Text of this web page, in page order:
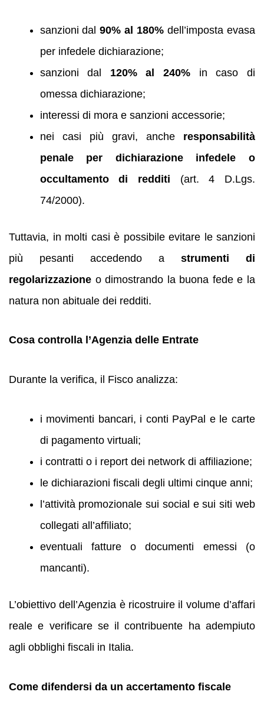
sanzioni dal90% al 180% dell’imposta evasa
per infedele dichiarazione;
sanzioni dal 120% al 240% in caso di
omessa dichiarazione;
interessi di mora e sanzioni accessorie;
nei casi più gravi, anche responsabilità
penale per dichiarazione infedele o
occultamento di redditi (art. 4 D.Lgs.
74/2000).
Tuttavia, in molti casi è possibile evitare le sanzioni
più pesanti accedendo a strumenti di
regolarizzazione o dimostrando la buona fede e la
natura non abituale dei redditi.
Cosa controlla l’Agenzia delle Entrate
Durante la verifica, il Fisco analizza:
i movimenti bancari, i conti PayPal e le carte
di pagamento virtuali;
i contratti o i report dei network di affiliazione;
le dichiarazioni fiscali degli ultimi cinque anni;
l’attività promozionale sui social e sui siti web
collegati all’affiliato;
eventuali fatture o documenti emessi (o
mancanti).
L’obiettivo dell’Agenzia è ricostruire il volume d’affari
reale e verificare se il contribuente ha adempiuto
agli obblighi fiscali in Italia.
Come difendersi da un accertamento fiscale